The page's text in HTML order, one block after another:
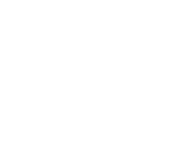
แปรรูปอาหาร
ร
การประกอบอาหาร
ะการประกอบอาหารเพื่อการสร้างเสริม
อวัย